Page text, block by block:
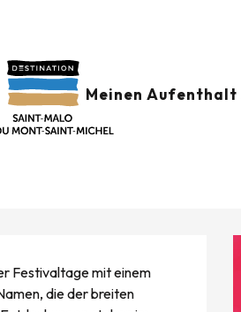
Meinen
ÉTÉ
Festivaltage mit einem
die der breiten